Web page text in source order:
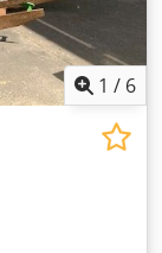
1 / 6